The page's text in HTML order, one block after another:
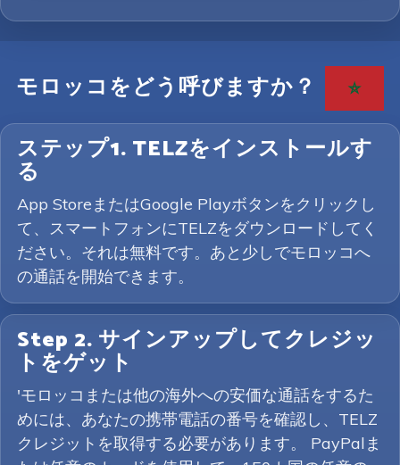
モロッコをどう呼びますか？
ステップ1. TELZをインストールす
る
App StoreまたはGoogle Playボタンをクリックし
て、スマートフォンにTELZをダウンロードしてく
ださい。それは無料です。あと少しでモロッコへ
の通話を開始できます。
Step 2. サインアップしてクレジッ
トをゲット
'モロッコまたは他の海外への安価な通話をするた
めには、あなたの携帯電話の番号を確認し、TELZ
クレジットを取得する必要があります。 PayPalま